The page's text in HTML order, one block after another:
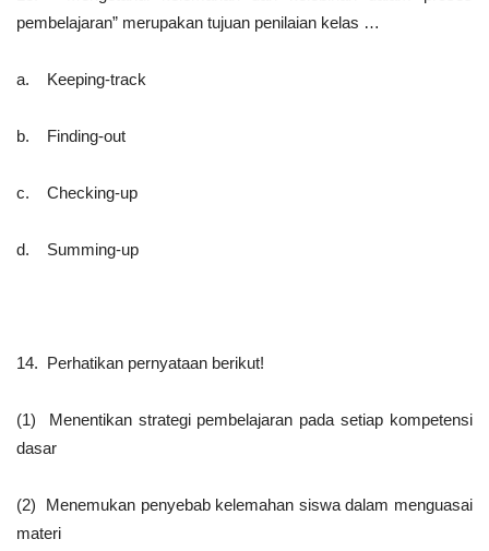
pembelajaran” merupakan tujuan penilaian kelas …
a. Keeping-track
b. Finding-out
c. Checking-up
d. Summing-up
14. Perhatikan pernyataan berikut!
(1) Menentikan strategi pembelajaran pada setiap kompetensi
dasar
(2) Menemukan penyebab kelemahan siswa dalam menguasai
materi